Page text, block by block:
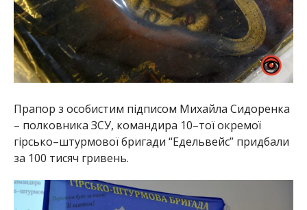
Прапор з особистим підписом Михайла Сидоренка
– полковника ЗСУ, командира 10–тої окремої
гірсько–штурмової бригади “Едельвейс” придбали
за 100 тисяч гривень.